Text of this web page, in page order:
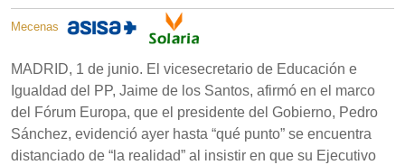
Mecenas
MADRID, 1 de junio. El vicesecretario de Educación e
Igualdad del PP, Jaime de los Santos, afirmó en el marco
del Fórum Europa, que el presidente del Gobierno, Pedro
Sánchez, evidenció ayer hasta “qué punto” se encuentra
distanciado de “la realidad” al insistir en que su Ejecutivo